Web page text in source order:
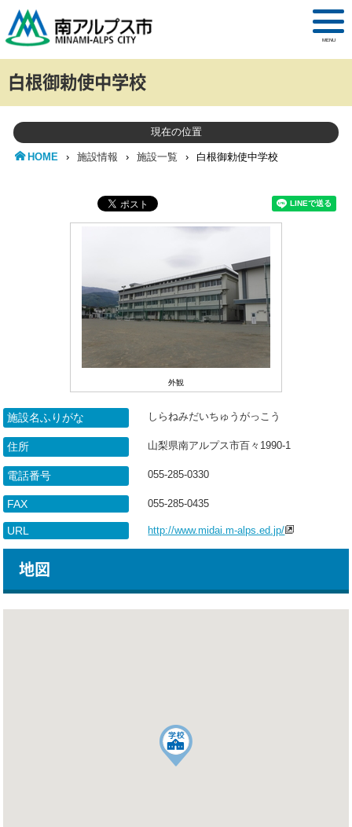
MENU
白根御勅使中学校
現在の位置
HOME › 施設情報 › 施設一覧 › 白根御勅使中学校
外観
施設名ふりがな しらねみだいちゅうがっこう
住所 山梨県南アルプス市百々1990-1
電話番号 055-285-0330
FAX 055-285-0435
URL http://www.midai.m-alps.ed.jp/
地図